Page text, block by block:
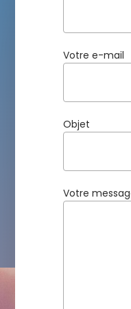
Votre e-mail
Objet
Votre